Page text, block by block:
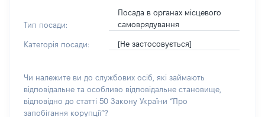
Тип посади:
Посада в органах місцевого
самоврядування
Категорія посади: [Не застосовується]
Чи належите ви до службових осіб, які займають
відповідальне та особливо відповідальне становище,
відповідно до статті 50 Закону України “Про
запобігання корупції”?